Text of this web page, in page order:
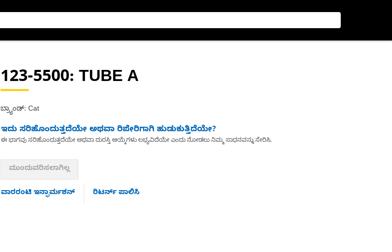
123-5500: TUBE A
ಬ್ರ್ಯಾಂಡ್: Cat
ಇದು ಸರಿಹೊಂದುತ್ತದೆಯೇ ಅಥವಾ ರಿಪೇರಿಗಾಗಿ ಹುಡುಕುತ್ತಿದೆಯೇ?
ಈ ಭಾಗವು ಸರಿಹೊಂದುತ್ತದೆಯೇ ಅಥವಾ ದುರಸ್ತಿ ಆಯ್ಕೆಗಳು ಲಭ್ಯವಿದೆಯೇ ಎಂದು ನೋಡಲು ನಿಮ್ಮ ಸಾಧನವನ್ನು ಸೇರಿಸಿ.
ಮುಂದುವರಿಸಲಾಗಿಲ್ಲ
ವಾರರಂಟಿ ಇನ್ಫಾರ್ಮಶನ್ ರಿಟರ್ನ್ ಪಾಲಿಸಿ